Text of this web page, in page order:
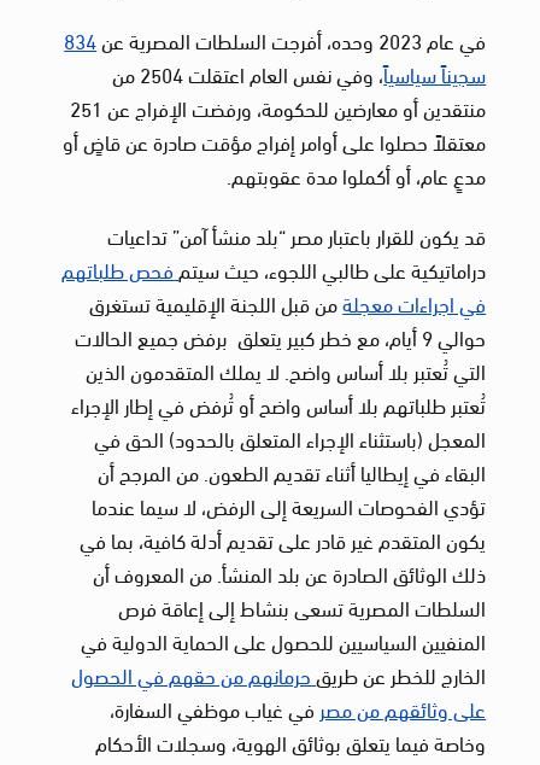
في عام 2023 وحده، أفرجت السلطات المصرية عن
834
سجيناً سياسياً
، وفي نفس العام اعتقلت 2504 من
منتقدين أو معارضين للحكومة، ورفضت الإفراج عن 251
معتقلاً حصلوا على أوامر إفراج مؤقت صادرة عن قاضٍ أو
مدعٍ عام، أو أكملوا مدة عقوبتهم.
قد يكون للقرار باعتبار مصر “بلد منشأ آمن” تداعيات
دراماتيكية على طالبي اللجوء، حيث سيتمفحص طلباتهم
في اجراءات معجلةمن قبل اللجنة الإقليمية تستغرق
حوالي 9 أيام، مع خطر كبير يتعلق برفض جميع الحالات
التي تُعتبر بلا أساس واضح. لا يملك المتقدمون الذين
تُعتبر طلباتهم بلا أساس واضح أو تُرفض في إطار الإجراء
المعجل (باستثناء الإجراء المتعلق بالحدود) الحق في
البقاء في إيطاليا أثناء تقديم الطعون. من المرجح أن
تؤدي الفحوصات السريعة إلى الرفض، لا سيما عندما
يكون المتقدم غير قادر على تقديم أدلة كافية، بما في
ذلك الوثائق الصادرة عن بلد المنشأ. من المعروف أن
السلطات المصرية تسعى بنشاط إلى إعاقة فرص
المنفيين السياسيين للحصول على الحماية الدولية في
الخارج للخطر عن طريقحرمانهم من حقهم في الحصول
على وثائقهم من مصر في غياب موظفي السفارة،
وخاصة فيما يتعلق بوثائق الهوية، وسجلات الأحكام